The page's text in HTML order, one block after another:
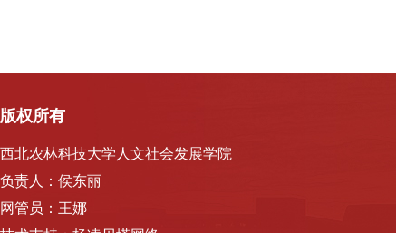
版权所有
西北农林科技大学人文社会发展学院
负责人：侯东丽
网管员：王娜